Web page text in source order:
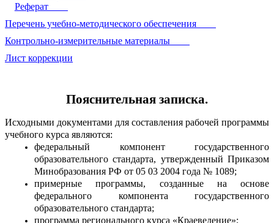
Реферат
Перечень учебно-методического обеспечения
Контрольно-измерительные материалы
Лист коррекции
Пояснительная записка.
Исходными документами для составления рабочей программы
учебного курса являются:
федеральный компонент государственного
образовательного стандарта, утвержденный Приказом
Минобразования РФ от 05 03 2004 года № 1089;
примерные программы, созданные на основе
федерального компонента государственного
образовательного стандарта;
программа регионального курса «Краеведение»;